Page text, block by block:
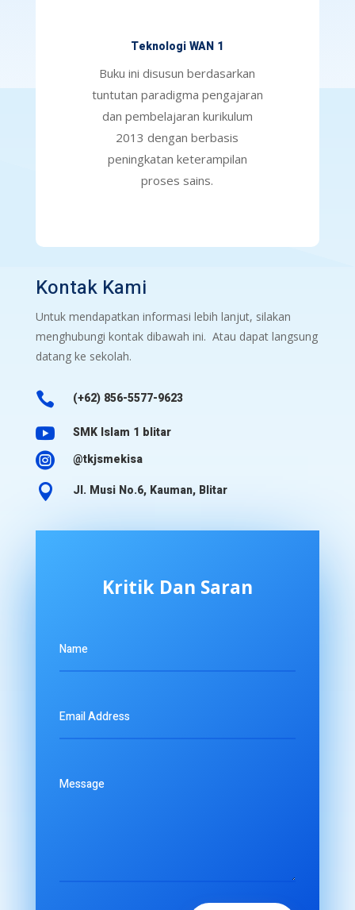
Teknologi WAN 1
Buku ini disusun berdasarkan
tuntutan paradigma pengajaran
dan pembelajaran kurikulum
2013 dengan berbasis
peningkatan keterampilan
proses sains.
Kontak Kami
Untuk mendapatkan informasi lebih lanjut, silakan
menghubungi kontak dibawah ini. Atau dapat langsung
datang ke sekolah.
 (+62) 856-5577-9623
 SMK Islam 1 blitar
 @tkjsmekisa
 Jl. Musi No.6, Kauman, Blitar
Kritik Dan Saran